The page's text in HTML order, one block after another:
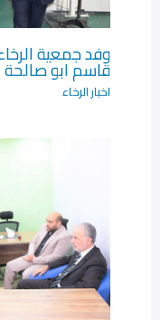
وفد جمعية
قاسم ابو صالحة
اخبار الرخاء